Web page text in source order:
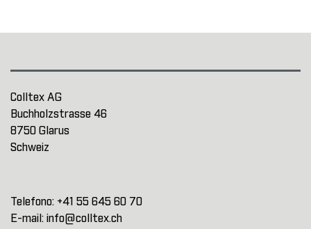
Colltex AG
Buchholzstrasse 46
8750 Glarus
Schweiz
Telefono: +41 55 645 60 70
E-mail: info@colltex.ch